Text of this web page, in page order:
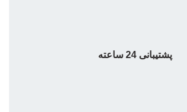
پشتیبانی 24 ساعته